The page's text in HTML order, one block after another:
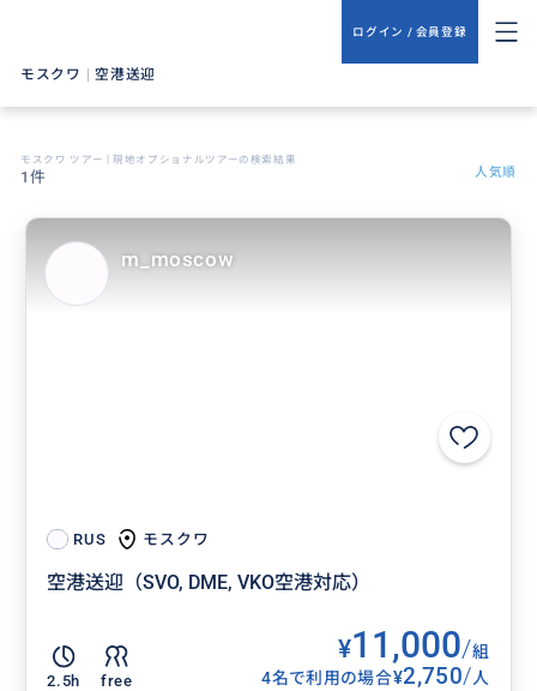
ログイン / 会員登録
モスクワ 空港送迎
モスクワ ツアー | 現地オプショナルツアーの検索結果
1件 人気順
RUS モスクワ
空港送迎（SVO, DME, VKO空港対応）
2.5h free
¥11,000/組
4名で利用の場合¥2,750/人
m_moscow